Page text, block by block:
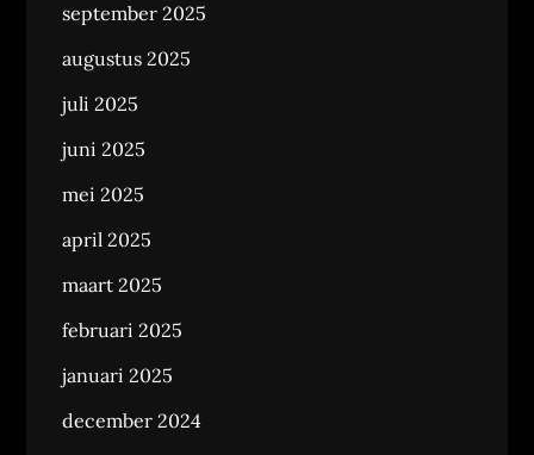
september 2025
augustus 2025
juli 2025
juni 2025
mei 2025
april 2025
maart 2025
februari 2025
januari 2025
december 2024